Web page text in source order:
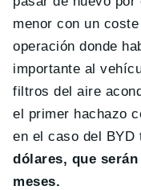
menor con un
operación donde
importante al
filtros del aire
el primer hachazo
en el caso del
dólares, que
meses.